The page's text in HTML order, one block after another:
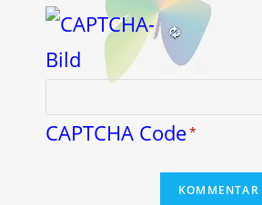
CAPTCHA Code*